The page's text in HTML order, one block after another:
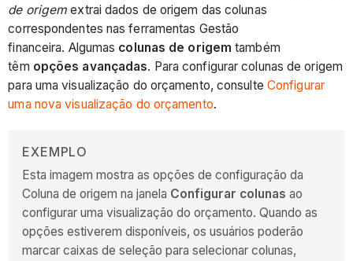
de origem extrai dados de origem das colunas
correspondentes nas ferramentas Gestão
financeira. Algumas colunas de origem também
têm opções avançadas. Para configurar colunas de origem
para uma visualização do orçamento, consulte Configurar
uma nova visualização do orçamento.
EXEMPLO
Esta imagem mostra as opções de configuração da
Coluna de origem na janela Configurar colunas ao
configurar uma visualização do orçamento. Quando as
opções estiverem disponíveis, os usuários poderão
marcar caixas de seleção para selecionar colunas,